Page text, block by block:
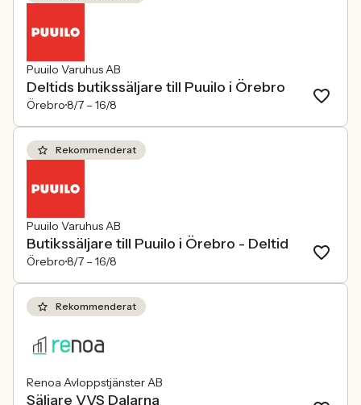
Puuilo Varuhus AB
Deltids butikssäljare till Puuilo i Örebro
Örebro8/7 – 16/8
Rekommenderat
Puuilo Varuhus AB
Butikssäljare till Puuilo i Örebro - Deltid
Örebro8/7 – 16/8
Rekommenderat
Renoa Avloppstjänster AB
Säljare VVS Dalarna